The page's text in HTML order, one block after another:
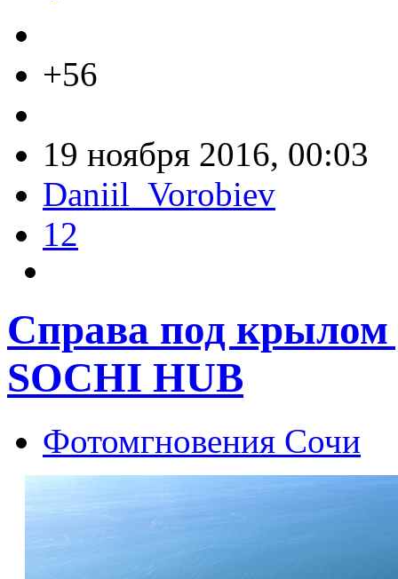
+56
19 ноября 2016, 00:03
Daniil_Vorobiev
12
Справа под
SOCHI HUB
Фотомгновения Сочи